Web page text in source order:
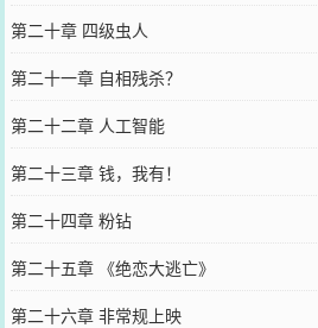
第二十章 四级虫人
第二十一章 自相残杀？
第二十二章 人工智能
第二十三章 钱，我有！
第二十四章 粉钻
第二十五章 《绝恋大逃亡》
第二十六章 非常规上映